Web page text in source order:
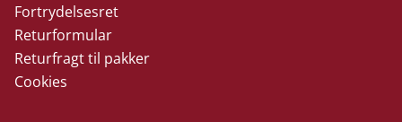
Fortrydelsesret
Returformular
Returfragt til pakker
Cookies